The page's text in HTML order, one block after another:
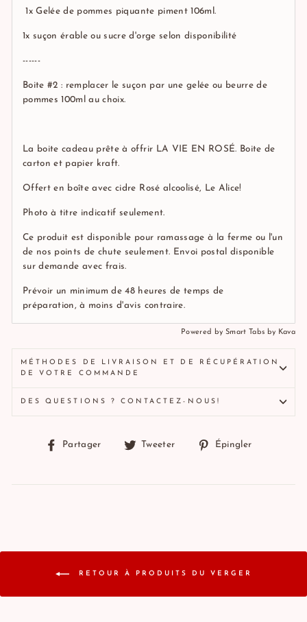
1xGelée de pommes piquante piment106ml.
1x suçon érable ou sucre d'orge selon disponibilité
------
Boite #2 : remplacer le suçon par une gelée ou beurre de
pommes 100ml au choix.
La boite cadeau prête à offrir LA VIE EN ROSÉ. Boite de
carton et papier kraft.
Offert en boîte avec cidre Rosé alcoolisé, Le Alice!
Photo à titre indicatif seulement.
Ce produit est disponible pour ramassage à la ferme ou l'un
de nos points de chute seulement. Envoi postal disponible
sur demande avec frais.
Prévoir un minimum de 48 heures de temps de
préparation, à moins d'avis contraire.
Powered by Smart Tabs by Kava
MÉTHODES DE LIVRAISON ET DE RÉCUPÉRATION
DE VOTRE COMMANDE
DES QUESTIONS ? CONTACTEZ-NOUS!
Partager
PartagerTweeter
TweeterÉpingler
RETOUR À PRODUITS DU VERGER